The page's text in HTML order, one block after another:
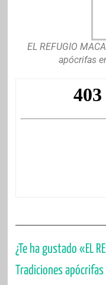
EL REFUGIO
apócrifas
¿Te ha gustado «EL
Tradiciones